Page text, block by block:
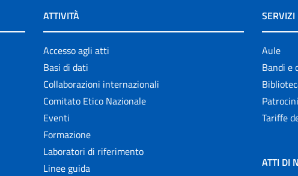
ATTIVITÀ
Accesso agli atti
Basi di dati
Collaborazioni internazionali
Comitato Etico Nazionale
Eventi
Formazione
Laboratori di riferimento
Linee guida
SERVIZI
Aule
Bandi e
Patrocini
Tariffe
ATTI DI